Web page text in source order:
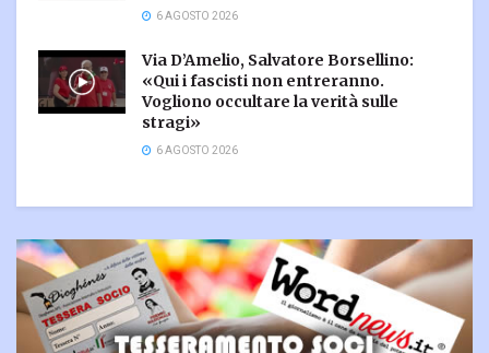
6 AGOSTO 2026
Via D’Amelio, Salvatore Borsellino:
«Qui i fascisti non entreranno.
Vogliono occultare la verità sulle
stragi»
6 AGOSTO 2026